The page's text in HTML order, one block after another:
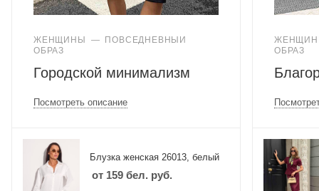
ЖЕНЩИНЫ —
ПОВСЕДНЕВНЫЙ
ОБРАЗ
Городской минимализм
Посмотреть описание
Блузка женская 26013, белый
от 159 бел. руб.
ОБРАЗ